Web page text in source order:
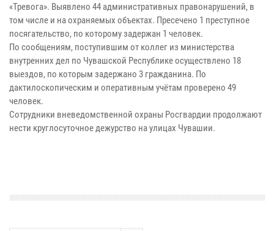
«Тревога». Выявлено 44 административных правонарушений, в
том числе и на охраняемых объектах. Пресечено 1 преступное
посягательство, по которому задержан 1 человек.
По сообщениям, поступившим от коллег из министерства
внутренних дел по Чувашской Республике осуществлено 18
выездов, по которым задержано 3 гражданина. По
дактилоскопическим и оперативным учётам проверено 49
человек.
Сотрудники вневедомственной охраны Росгвардии продолжают
нести круглосуточное дежурство на улицах Чувашии.